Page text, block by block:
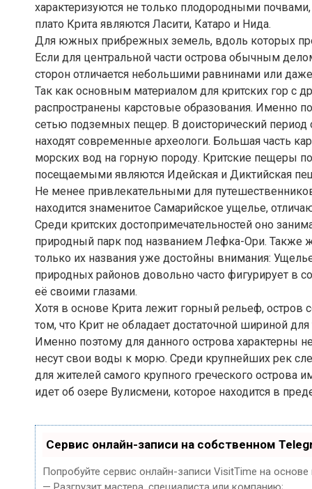
характеризуются не только плодородными
плато Крита являются Ласити, Катаро и Нида.
Для южных прибрежных земель, вдоль которых
Если для центральной части острова обычным
сторон отличается небольшими равнинами или
Так как основным материалом для критских гор с
распространены карстовые образования. Именно
сетью подземных пещер. В доисторический период
находят современные археологи. Большая часть
морских вод на горную породу. Критские пещеры
посещаемыми являются Идейская и Диктийская
Не менее привлекательными для
находится знаменитое Самарийское ущелье,
Среди критских достопримечательностей оно
природный парк под названием Лефка-Ори. Также
только их названия уже достойны внимания:
природных районов довольно часто фигурирует в
её своими глазами.
Хотя в основе Крита лежит горный рельеф,
том, что Крит не обладает достаточной шириной
Именно поэтому для данного острова характерны
несут свои воды к морю. Среди крупнейших рек
для жителей самого крупного греческого острова
идет об озере Вулисмени, которое находится в
Сервис онлайн-записи на собственном
Попробуйте сервис онлайн-записи VisitTime на